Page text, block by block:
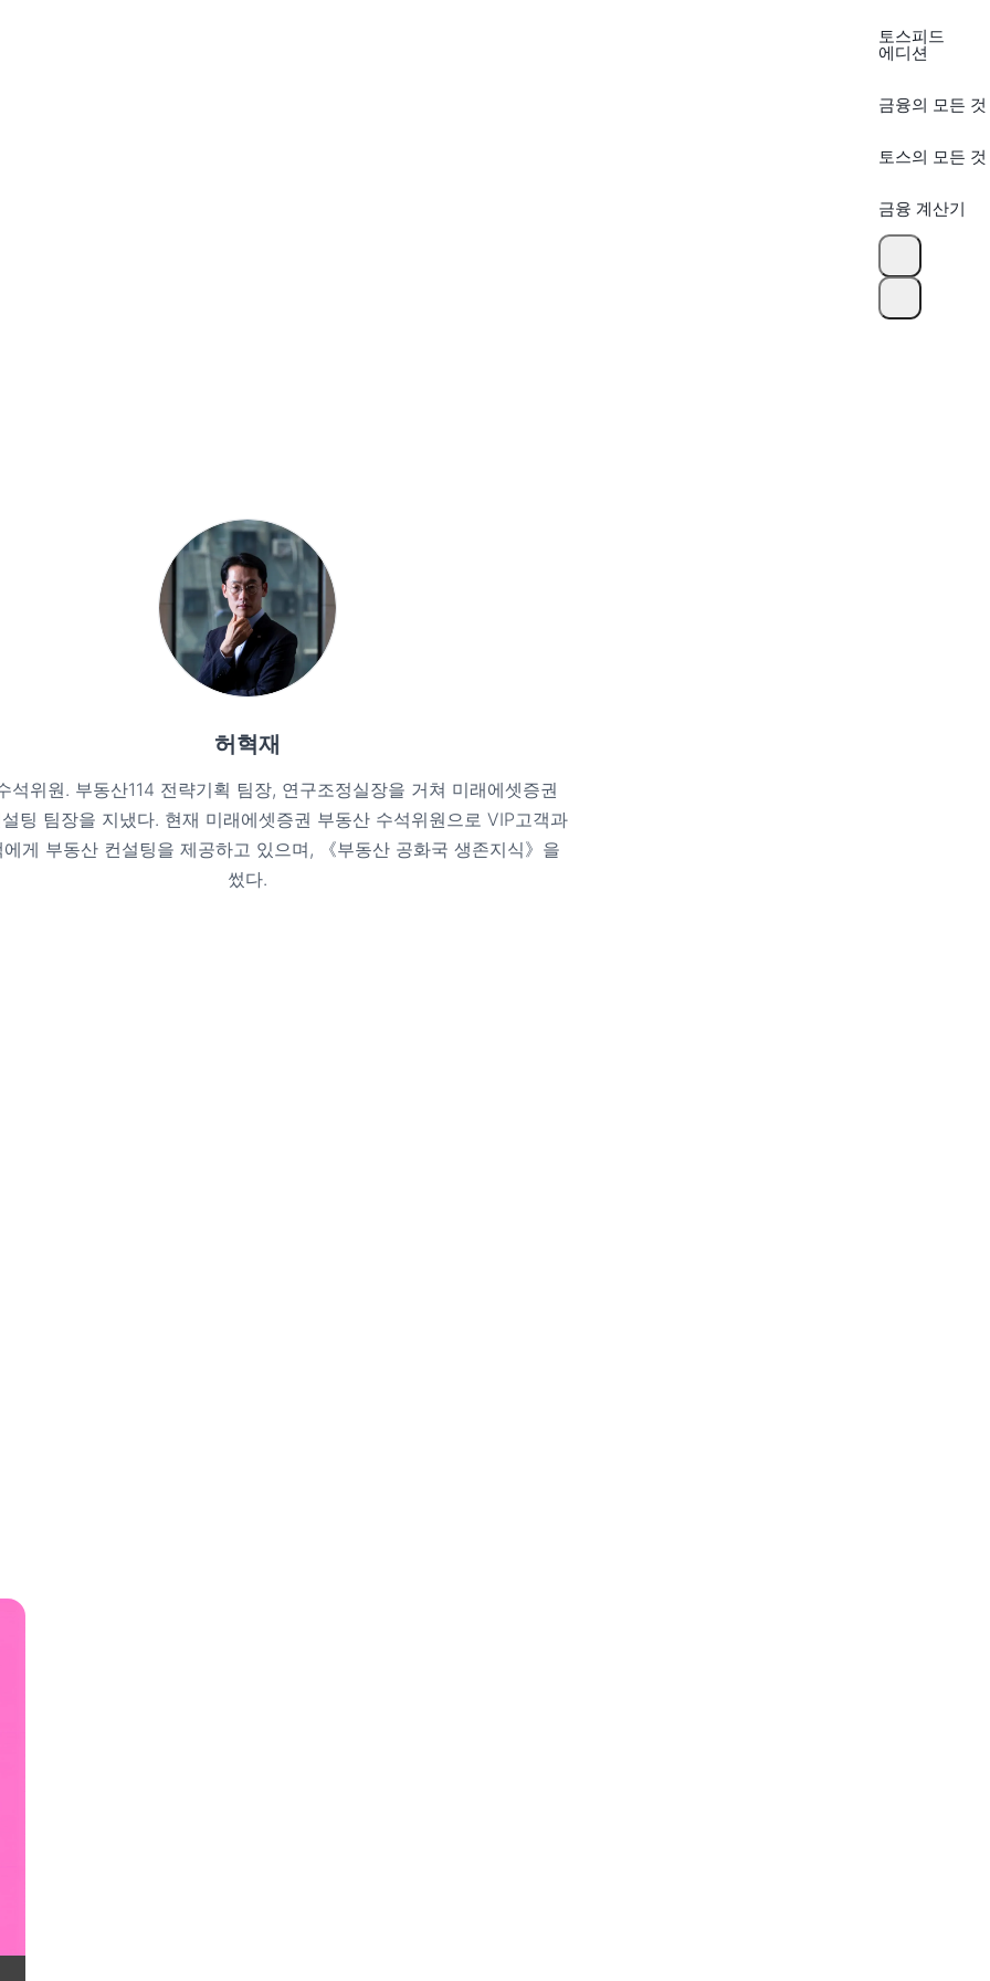
토스피드
에디션
금융의 모든 것
토스의 모든 것
금융 계산기
허혁재
석위원. 부동산114 전략기획 팀장, 연구조정실장을 거쳐 미래에셋증권
팅 팀장을 지냈다. 현재 미래에셋증권 부동산 수석위원으로 VIP고객과
에게 부동산 컨설팅을 제공하고 있으며, 《부동산 공화국 생존지식》을
썼다.